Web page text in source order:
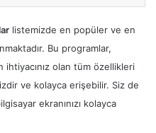
listemizde en popüler ve en
Bu programlar,
ihtiyacınız olan tüm özellikleri
ve kolayca erişebilir. Siz de
ekranınızı kolayca